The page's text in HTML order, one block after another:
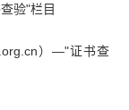
验"栏目
）—"证书查